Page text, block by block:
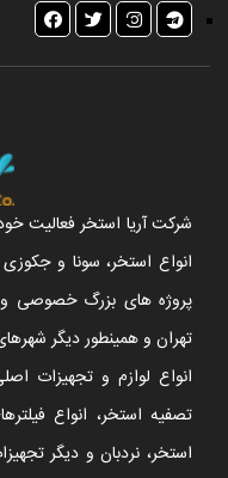
انواع استخر، سونا و
پروژه های بزرگ خصوصی
تهران و همینطور دیگر
انواع لوازم و تجهیزات
تصفیه استخر، انواع
استخر، نردبان و دیگر